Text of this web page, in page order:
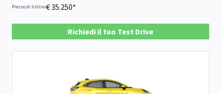
Prezzo di listino€ 35.250*
Richiedi il tuo Test Drive